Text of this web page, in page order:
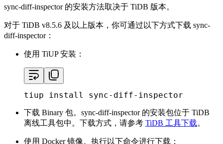
sync-diff-inspector 的安装方法取决于 TiDB 版本。
对于 TiDB v8.5.6 及以上版本，你可通过以下方式下载 sync-
diff-inspector：
使用 TiUP 安装：
tiup install sync-diff-inspector
下载 Binary 包。sync-diff-inspector 的安装包位于 TiDB
离线工具包中。下载方式，请参考 TiDB 工具下载。
使用 Docker 镜像。执行以下命令进行下载：